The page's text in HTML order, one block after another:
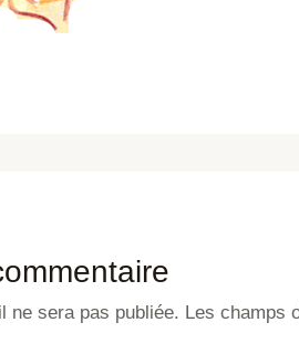
ne sera pas publiée. Les champs